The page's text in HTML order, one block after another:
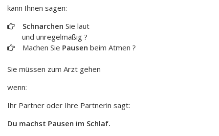
kann Ihnen sagen:
Schnarchen Sie laut
und unregelmäßig ?
Machen Sie Pausen beim Atmen ?
Sie müssen zum Arzt gehen
wenn:
Ihr Partner oder Ihre Partnerin sagt:
Du machst Pausen im Schlaf.